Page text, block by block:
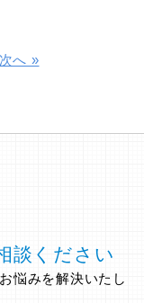
次へ »
談ください
悩みを解決いたし